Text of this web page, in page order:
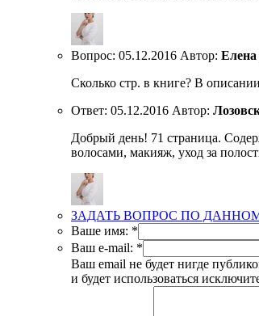
Вопрос: 05.12.2016 Автор:
Сколько стр. в книге? В
Ответ: 05.12.2016 Автор:
Добрый день! 71 страница.
волосами, макияж, уход за
ЗАДАТЬ ВОПРОС ПО
Ваше имя: *
Ваш e-mail: *
Ваш email не будет нигде
и будет использоваться